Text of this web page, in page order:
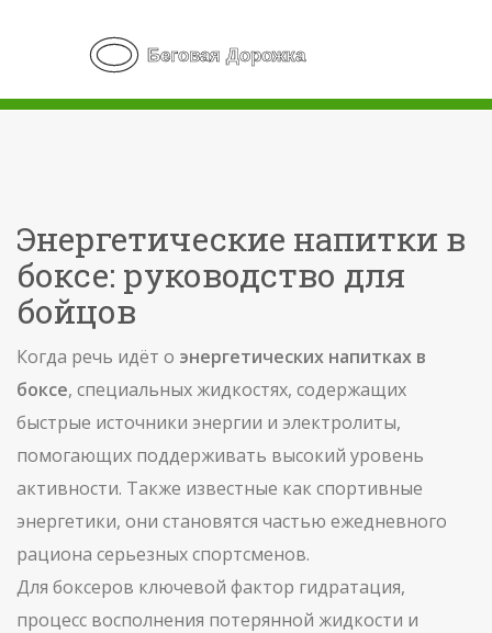
Энергетические напитки в
боксе: руководство для
бойцов
Когда речь идёт о энергетических напитках в
боксе, специальных жидкостях, содержащих
быстрые источники энергии и электролиты,
помогающих поддерживать высокий уровень
активности. Также известные как спортивные
энергетики, они становятся частью ежедневного
рациона серьезных спортсменов.
Для боксеров ключевой фактор гидратация,
процесс восполнения потерянной жидкости и